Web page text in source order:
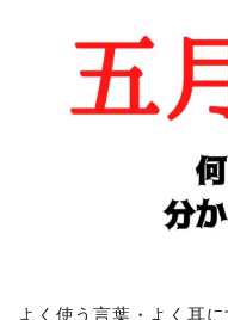
よく使う言葉・よく耳